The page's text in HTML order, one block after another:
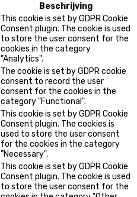
Beschrijving
This cookie is set by GDPR Cookie
Consent plugin. The cookie is used
to store the user consent for the
cookies in the category
"Analytics".
The cookie is set by GDPR cookie
consent to record the user
consent for the cookies in the
category "Functional".
This cookie is set by GDPR Cookie
Consent plugin. The cookies is
used to store the user consent
for the cookies in the category
"Necessary".
This cookie is set by GDPR Cookie
Consent plugin. The cookie is used
to store the user consent for the